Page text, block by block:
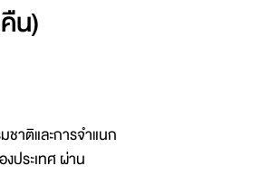
น)
าติและการจำแนก
ประเทศ ผ่าน